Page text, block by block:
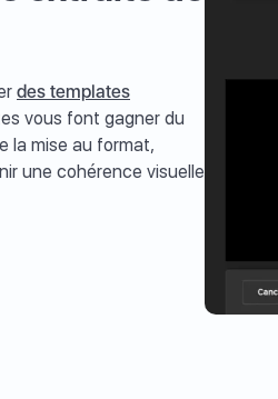
des templates
vous font gagner du
la mise au format,
une cohérence visuelle